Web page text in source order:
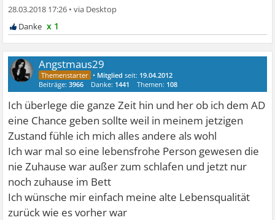
28.03.2018 17:26 •
x 1
Angstmaus29
• Mitglied seit: 19.04.2012
Beiträge:3966 Danke: 1441 Themen: 108
Ich überlege die ganze Zeit hin und her ob ich dem AD
eine Chance geben sollte weil in meinem jetzigen
Zustand fühle ich mich alles andere als wohl
Ich war mal so eine lebensfrohe Person gewesen die
nie Zuhause war außer zum schlafen und jetzt nur
noch zuhause im Bett
Ich wünsche mir einfach meine alte Lebensqualität
zurück wie es vorher war